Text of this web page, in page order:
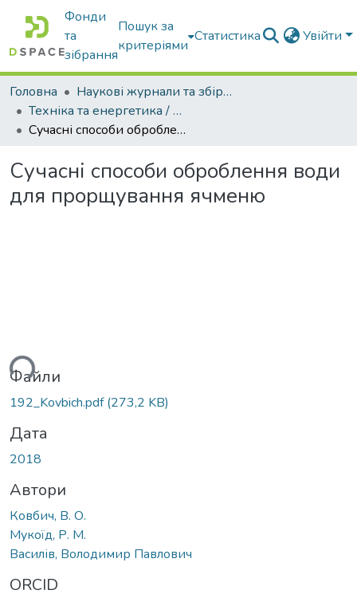
Фонди
та
зібрання
Пошук за
критеріями
Статистика Увійти
Головна
Наукові журнали та збірники видань
Техніка та енергетика / Machinery & Energetics
Сучасні способи оброблення води для прорщування ячменю
Сучасні способи оброблення води
для прорщування ячменю
Файли
192_Kovbich.pdf(273,2 KB)
Дата
2018
Автори
Ковбич, В. О.
Мукоїд, Р. М.
Василів, Володимир Павлович
ORCID